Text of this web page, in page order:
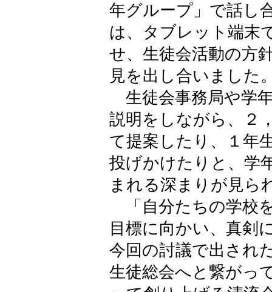
年グループ」で話し
は、タブレット端末
せ、生徒会活動の方
見を出し合いました
生徒会事務局や学
説明をしながら、２
て提案したり、１年
投げかけたりと、学
まれる深まりが見ら
「自分たちの学校
目標に向かい、真剣
今回の討議で出され
生徒総会へと繋がっ